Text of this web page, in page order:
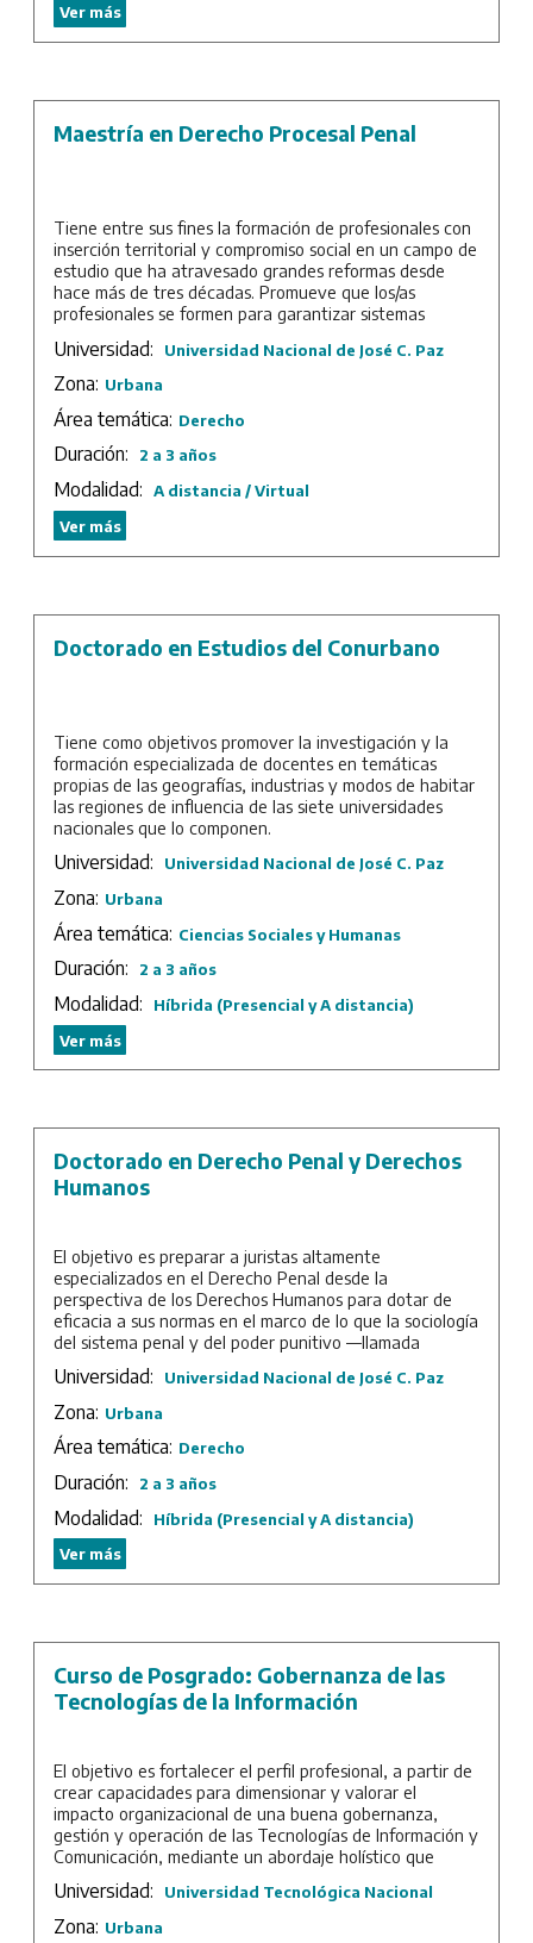
Ver más
Maestría en Derecho Procesal Penal
Tiene entre sus fines la formación de profesionales con
inserción territorial y compromiso social en un campo de
estudio que ha atravesado grandes reformas desde
hace más de tres décadas. Promueve que los/as
profesionales se formen para garantizar sistemas
para desarrollar y consolidar la doctrina internacional
de los Derechos Humanos.
Universidad: Universidad Nacional de José C. Paz
Zona: Urbana
Área temática: Derecho
Duración: 2 a 3 años
Modalidad:
A distancia / Virtual
Ver más
Doctorado en Estudios del Conurbano
Tiene como objetivos promover la investigación y la
formación especializada de docentes en temáticas
propias de las geografías, industrias y modos de habitar
las regiones de influencia de las siete universidades
nacionales que lo componen.
Universidad: Universidad Nacional de José C. Paz
Zona: Urbana
Área temática: Ciencias Sociales y Humanas
Duración: 2 a 3 años
Modalidad:
Híbrida (Presencial y A distancia)
Ver más
Doctorado en Derecho Penal y Derechos
Humanos
El objetivo es preparar a juristas altamente
especializados en el Derecho Penal desde la
perspectiva de los Derechos Humanos para dotar de
eficacia a sus normas en el marco de lo que la sociología
del sistema penal y del poder punitivo —llamada
también criminología— indica como sus principales y
hasta letales violaciones. Se espera forjar un replanteo
de la propia dogmática jurídico penal, a partir de una
propuestas jurisprudenciales innovadoras, adecuadas a
las circunstancias concretas del ejercicio del poder
punitivo en nuestra América.
Universidad: Universidad Nacional de José C. Paz
Zona: Urbana
Área temática: Derecho
Duración: 2 a 3 años
Modalidad:
Híbrida (Presencial y A distancia)
Ver más
Curso de Posgrado: Gobernanza de las
Tecnologías de la Información
El objetivo es fortalecer el perfil profesional, a partir de
crear capacidades para dimensionar y valorar el
impacto organizacional de una buena gobernanza,
gestión y operación de las Tecnologías de Información y
Comunicación, mediante un abordaje holístico que
comprenda tanto organizaciones públicas como
privadas. De manera complementaria y sinérgica, se
procura aportar entendimiento sobre la importancia de
Universidad: Universidad Tecnológica Nacional
Zona: Urbana